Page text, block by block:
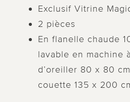
Exclusif Vitrine
2 pièces
En flanelle chaude
lavable en machine
d’oreiller 80 x 80
couette 135 x 200